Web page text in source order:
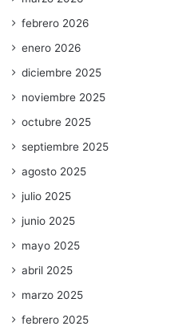
febrero 2026
enero 2026
diciembre 2025
noviembre 2025
octubre 2025
septiembre 2025
agosto 2025
julio 2025
junio 2025
mayo 2025
abril 2025
marzo 2025
febrero 2025